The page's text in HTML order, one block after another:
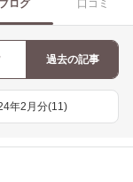
ブログ 口コミ
過去の記事